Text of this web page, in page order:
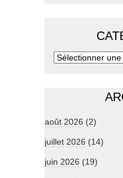
août 2026 (2)
juillet 2026 (14)
juin 2026 (19)